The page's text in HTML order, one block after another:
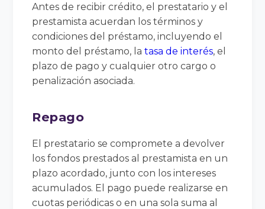
Antes de recibir crédito, el prestatario y el
prestamista acuerdan los términos y
condiciones del préstamo, incluyendo el
monto del préstamo, latasa de interés, el
plazo de pago y cualquier otro cargo o
penalización asociada.
Repago
El prestatario se compromete a devolver
los fondos prestados al prestamista en un
plazo acordado, junto con los intereses
acumulados. El pago puede realizarse en
cuotas periódicas o en una sola suma al